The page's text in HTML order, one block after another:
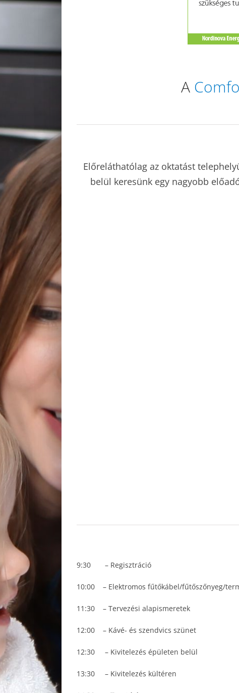
A
Előreláthatólag az oktatást
belül keresünk egy nagyobb
9:30 – Regisztráció
10:00 – Elektromos fűtőkábel/fűtőszőnyeg/
11:30 – Tervezési alapismeretek
12:00 – Kávé- és szendvics szünet
12:30 – Kivitelezés épületen belül
13:30 – Kivitelezés kültéren